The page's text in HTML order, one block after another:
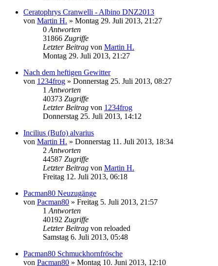
Ceratophrys Cranwelli - Albino DNZ2013
von Martin H. » Montag 29. Juli 2013, 21:27
0 Antworten
31866 Zugriffe
Letzter Beitrag von Martin H.
Montag 29. Juli 2013, 21:27
Nach dem heftigen Gewitter
von 1234frog » Donnerstag 25. Juli 2013, 08:27
1 Antworten
40373 Zugriffe
Letzter Beitrag von 1234frog
Donnerstag 25. Juli 2013, 14:12
Incilius (Bufo) alvarius
von Martin H. » Donnerstag 11. Juli 2013, 18:34
2 Antworten
44587 Zugriffe
Letzter Beitrag von Martin H.
Freitag 12. Juli 2013, 06:18
Pacman80 Neuzugänge
von Pacman80 » Freitag 5. Juli 2013, 21:57
1 Antworten
40192 Zugriffe
Letzter Beitrag von reloaded
Samstag 6. Juli 2013, 05:48
Pacman80 Schmuckhornfrösche
von Pacman80 » Montag 10. Juni 2013, 12:10